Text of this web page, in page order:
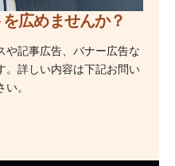
広めませんか？
記事広告、バナー広告な
。詳しい内容は下記お問い
。